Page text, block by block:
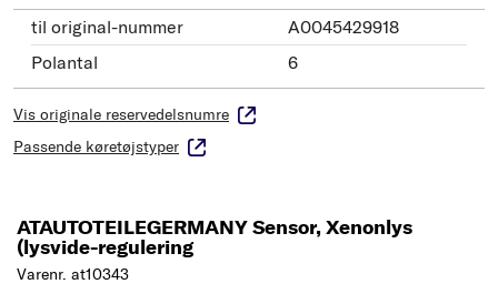
til original-nummer
A0045429918
Polantal
6
Vis originale reservedelsnumre
Passende køretøjstyper
ATAUTOTEILEGERMANY Sensor, Xenonlys
(lysvide-regulering
Varenr. at10343